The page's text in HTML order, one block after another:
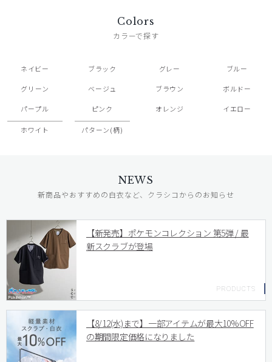
Colors
カラーで探す
ネイビー ブラック グレー ブルー
グリーン ベージュ ブラウン ボルドー
パープル ピンク オレンジ イエロー
ホワイト パターン(柄)
NEWS
新商品やおすすめの白衣など、クラシコからのお知らせ
【新発売】ポケモンコレクション 第5弾 / 最
新スクラブが登場
【8/12(水)まで】一部アイテムが最大10%OFF
の期間限定価格になりました